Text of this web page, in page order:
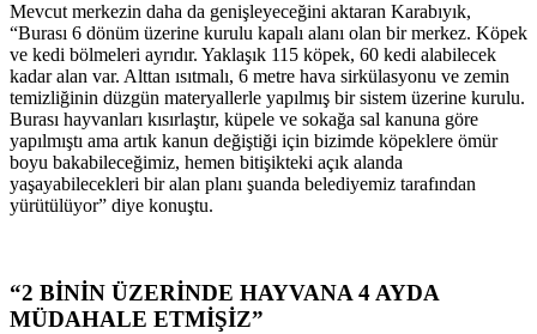
Mevcut merkezin daha da genişleyeceğini aktaran Karabıyık,
“Burası 6 dönüm üzerine kurulu kapalı alanı olan bir merkez. Köpek
ve kedi bölmeleri ayrıdır. Yaklaşık 115 köpek, 60 kedi alabilecek
kadar alan var. Alttan ısıtmalı, 6 metre hava sirkülasyonu ve zemin
temizliğinin düzgün materyallerle yapılmış bir sistem üzerine kurulu.
Burası hayvanları kısırlaştır, küpele ve sokağa sal kanuna göre
yapılmıştı ama artık kanun değiştiği için bizimde köpeklere ömür
boyu bakabileceğimiz, hemen bitişikteki açık alanda
yaşayabilecekleri bir alan planı şuanda belediyemiz tarafından
yürütülüyor” diye konuştu.
“2 BİNİN ÜZERİNDE HAYVANA 4 AYDA
MÜDAHALE ETMİŞİZ”